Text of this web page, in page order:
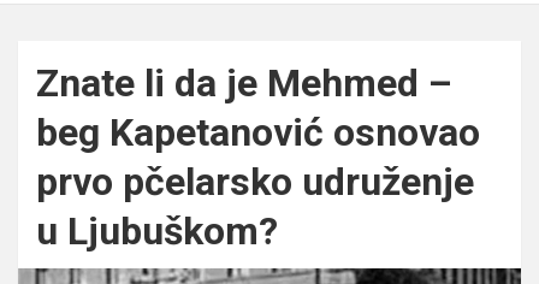
Znate li da je Mehmed –
beg Kapetanović osnovao
prvo pčelarsko udruženje
u Ljubuškom?